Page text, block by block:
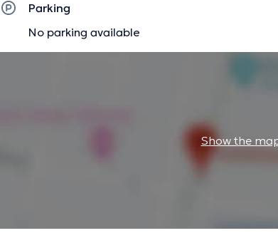
Parking
No parking available
Show the